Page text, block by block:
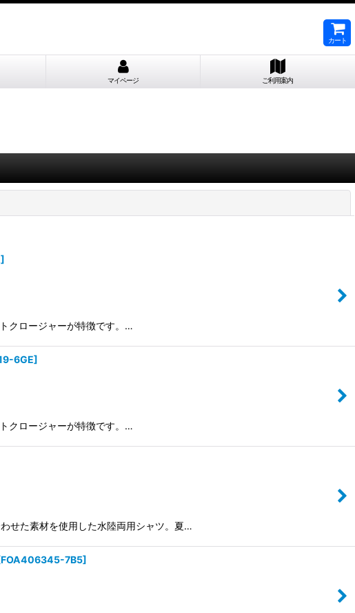
カート
マイページ ご利用案内
]
クロージャーが特徴です。…
6GE]
クロージャーが特徴です。…
せた素材を使用した水陸両用シャツ。夏…
FOA406345-7B5]